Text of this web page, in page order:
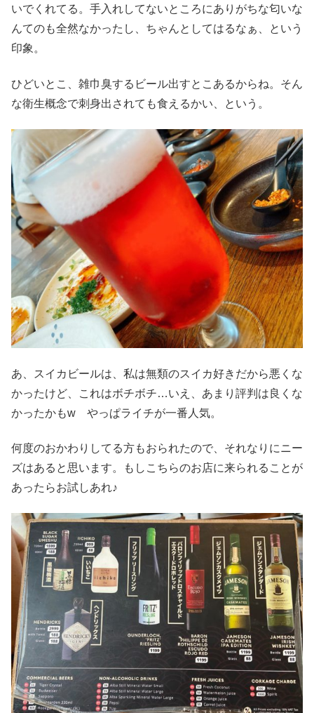
いでくれてる。手入れしてないところにありがちな匂いな
んてのも全然なかったし、ちゃんとしてはるなぁ、という
印象。
ひどいとこ、雑巾臭するビール出すとこあるからね。そん
な衛生概念で刺身出されても食えるかい、という。
あ、スイカビールは、私は無類のスイカ好きだから悪くな
かったけど、これはボチボチ…いえ、あまり評判は良くな
かったかもw やっぱライチが一番人気。
何度のおかわりしてる方もおられたので、それなりにニー
ズはあると思います。もしこちらのお店に来られることが
あったらお試しあれ♪